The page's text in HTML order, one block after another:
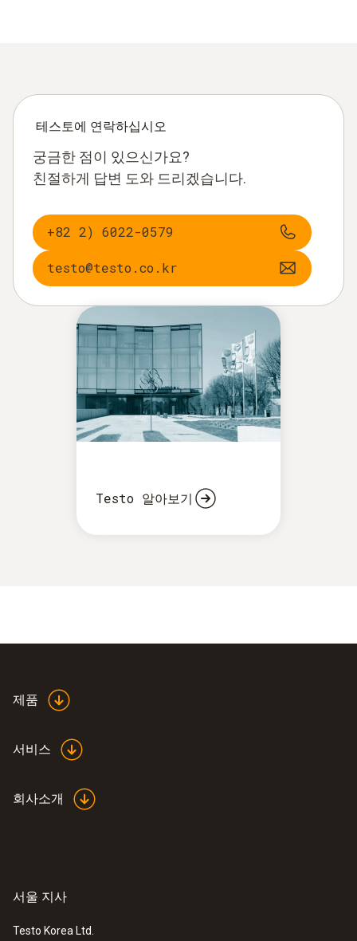
테스토에 연락하십시오
궁금한 점이 있으신가요?
친절하게 답변 도와 드리겠습니다.
+82 2) 6022-0579
testo@testo.co.kr
Testo 알아보기
제품
서비스
회사소개
서울 지사
Testo Korea Ltd.